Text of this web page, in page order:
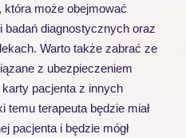
która może obejmować
diagnostycznych oraz
Warto także zabrać ze
z ubezpieczeniem
pacjenta z innych
terapeuta będzie miał
pacjenta i będzie mógł